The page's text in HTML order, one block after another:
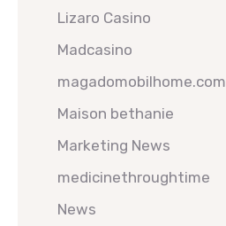
Lizaro Casino
Madcasino
magadomobilhome.com
Maison bethanie
Marketing News
medicinethroughtime
News